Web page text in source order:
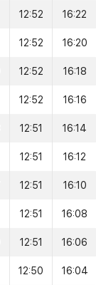
12:52 16:22
12:52 16:20
12:52 16:18
12:52 16:16
12:51 16:14
12:51 16:12
12:51 16:10
12:51 16:08
12:51 16:06
12:50 16:04